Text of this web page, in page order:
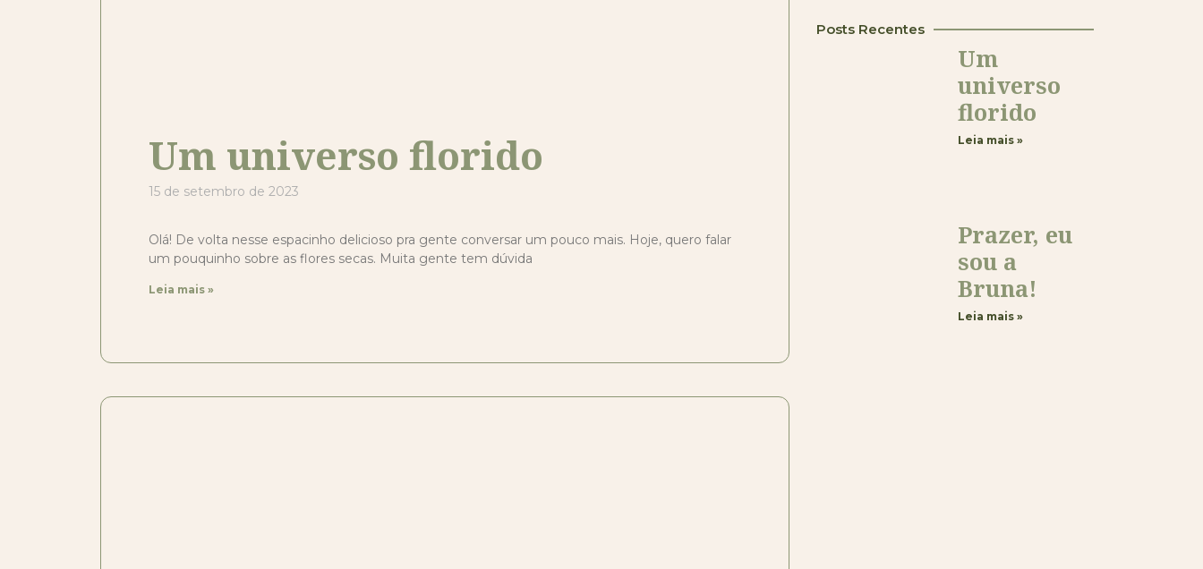
Um universo florido
15 de setembro de 2023
Olá! De volta nesse espacinho delicioso pra gente conversar um pouco mais. Hoje, quero falar
um pouquinho sobre as flores secas. Muita gente tem dúvida
Leia mais »
Posts Recentes
Um
universo
florido
Leia mais »
Prazer, eu
sou a
Bruna!
Leia mais »